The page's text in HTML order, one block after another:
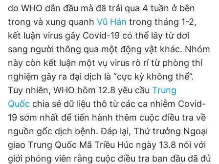
do WHO dẫn đầu mà đã trải qua 4 tuần ở bên
trong và xung quanh Vũ Hán trong tháng 1-2,
kết luận virus gây Covid-19 có thể lây từ dơi
sang người thông qua một động vật khác. Nhóm
này còn kết luận một vụ virus rò rỉ từ phòng thí
nghiệm gây ra đại dịch là “cực kỳ không thể”.
Tuy nhiên, WHO hôm 12.8 yêu cầu Trung
Quốc chia sẻ dữ liệu thô từ các ca nhiễm Covid-
19 sớm nhất để tiến hành thêm cuộc điều tra về
nguồn gốc dịch bệnh. Đáp lại, Thứ trưởng Ngoại
giao Trung Quốc Mã Triều Húc ngày 13.8 nói với
giới phóng viên rằng cuộc điều tra ban đầu đã đủ